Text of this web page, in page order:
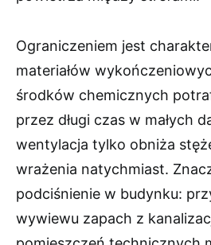
Ograniczeniem jest
materiałów
środków chemicznych
przez długi czas w małych
wentylacja tylko obniża
wrażenia natychmiast.
podciśnienie w budynku:
wywiewu zapach z